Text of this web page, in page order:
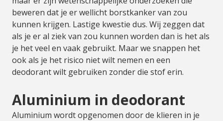
beweren dat je er wellicht borstkanker van zou
kunnen krijgen. Lastige kwestie dus. Wij zeggen dat
als je er al ziek van zou kunnen worden dan is het als
je het veel en vaak gebruikt. Maar we snappen het
ook als je het risico niet wilt nemen en een
deodorant wilt gebruiken zonder die stof erin.
Aluminium in deodorant
Aluminium wordt opgenomen door de klieren in je